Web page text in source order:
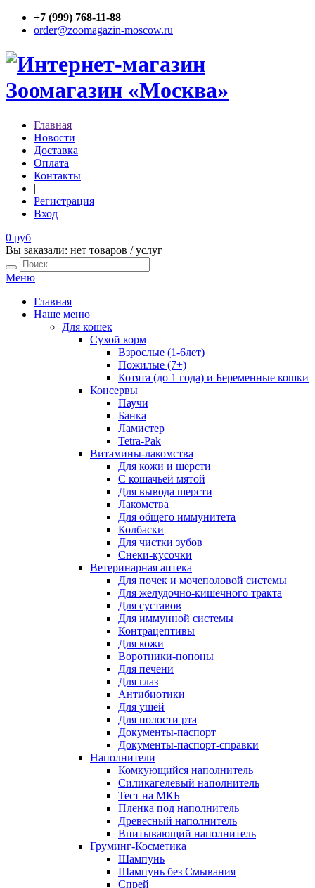
+7 (999) 768-11-88
order@zoomagazin-moscow.ru
Главная
Новости
Доставка
Оплата
Контакты
|
Регистрация
Вход
0 руб
Вы заказали: нет товаров / услуг
Меню
Главная
Наше меню
Для кошек
Сухой корм
Взрослые (1-6лет)
Пожилые (7+)
Котята (до 1 года) и Беременные кошки
Консервы
Паучи
Банка
Ламистер
Tetra-Pak
Витамины-лакомства
Для кожи и шерсти
С кошачьей мятой
Для вывода шерсти
Лакомства
Для общего иммунитета
Колбаски
Для чистки зубов
Снеки-кусочки
Ветеринарная аптека
Для почек и мочеполовой системы
Для желудочно-кишечного тракта
Для суставов
Для иммунной системы
Контрацептивы
Для кожи
Воротники-попоны
Для печени
Для глаз
Антибиотики
Для ушей
Для полости рта
Документы-паспорт
Документы-паспорт-справки
Наполнители
Комкующийся наполнитель
Силикагелевый наполнитель
Тест на МКБ
Пленка под наполнитель
Древесный наполнитель
Впитывающий наполнитель
Груминг-Косметика
Шампунь
Шампунь без Смывания
Спрей